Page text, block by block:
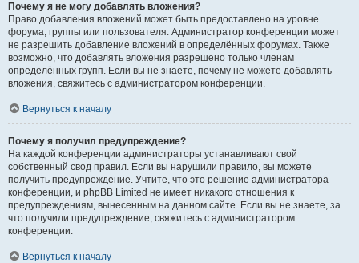
Почему я не могу добавлять вложения?
Право добавления вложений может быть предоставлено на уровне
форума, группы или пользователя. Администратор конференции может
не разрешить добавление вложений в определённых форумах. Также
возможно, что добавлять вложения разрешено только членам
определённых групп. Если вы не знаете, почему не можете добавлять
вложения, свяжитесь с администратором конференции.
Вернуться к началу
Почему я получил предупреждение?
На каждой конференции администраторы устанавливают свой
собственный свод правил. Если вы нарушили правило, вы можете
получить предупреждение. Учтите, что это решение администратора
конференции, и phpBB Limited не имеет никакого отношения к
предупреждениям, вынесенным на данном сайте. Если вы не знаете, за
что получили предупреждение, свяжитесь с администратором
конференции.
Вернуться к началу